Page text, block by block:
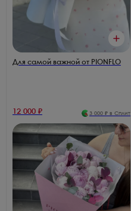
Для самой важной от PIONFLO
12 000 ₽ 3 000 ₽ в Сплит